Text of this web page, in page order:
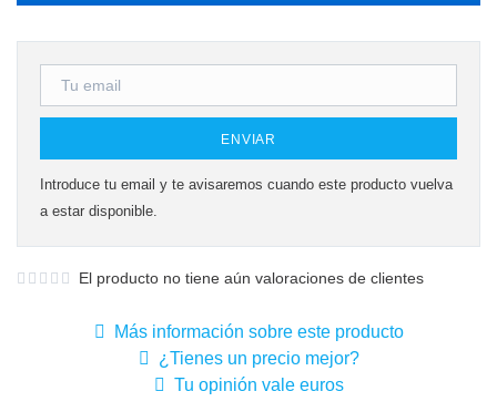
ENVIAR
Introduce tu email y te avisaremos cuando este producto vuelva
a estar disponible.
El producto no tiene aún valoraciones de clientes
Más información sobre este producto
¿Tienes un precio mejor?
Tu opinión vale euros